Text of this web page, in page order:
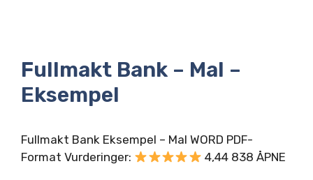
Fullmakt Bank – Mal –
Eksempel
Fullmakt Bank Eksempel – Mal WORD PDF-
Format Vurderinger:
4,44 838 ÅPNE